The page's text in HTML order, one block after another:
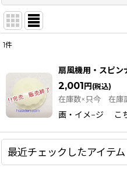
在庫あり
並び順:
1件
扇風機用・スピン
2,001円 (税込)
在庫数×只今 在庫
画・イメ−ジ こ
最近チェックしたアイテム